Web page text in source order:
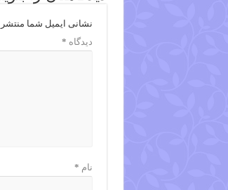
نشانی ایمیل شما
دیدگاه *
نام *